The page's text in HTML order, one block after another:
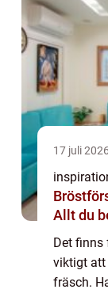
17 juli 2026
Allt du
Det finns
viktigt att
fräsch.